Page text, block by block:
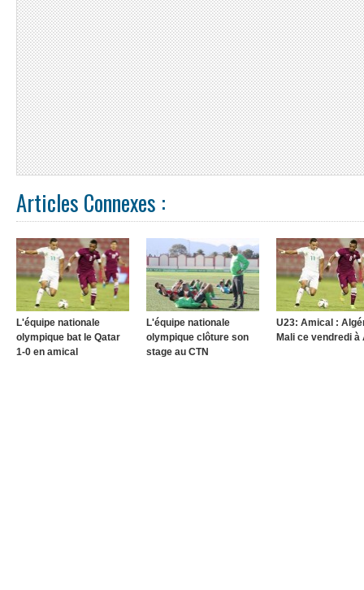
Articles Connexes :
L'équipe nationale
olympique bat le Qatar
1-0 en amical
L'équipe nationale
olympique clôture son
stage au CTN
U23: Amical :
Mali ce vendredi à